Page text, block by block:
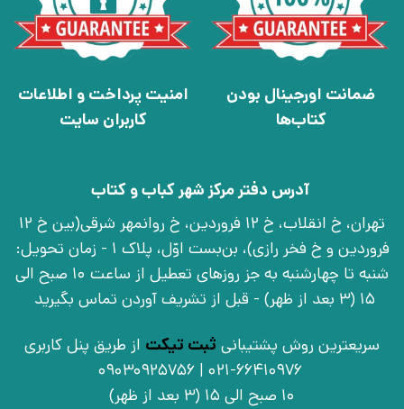
ضمانت اورجینال بودن
کتاب‌ها
امنیت پرداخت و اطلاعات
کاربران سایت
آدرس دفتر مرکز شهر کباب و کتاب
تهران، خ انقلاب، خ 12 فروردین، خ روانمهر شرقی(بین خ 12
فروردین و خ فخر رازی)، بن‌بست اوّل، پلاک 1 - زمان تحویل:
شنبه تا چهارشنبه به جز روزهای تعطیل از ساعت 10 صبح الی
15 (3 بعد از ظهر) - قبل از تشریف آوردن تماس بگیرید
سریعترین روش پشتیبانی ثبت تیکت از طریق پنل کاربری
021-66410976 | 09030925756
10 صبح الی 15 (3 بعد از ظهر)